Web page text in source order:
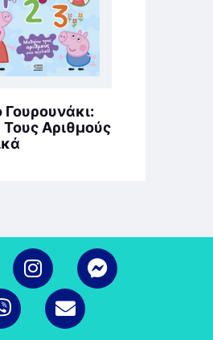
Αριθμούς